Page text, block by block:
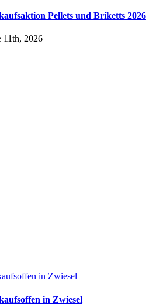
Pellets und Briketts 2026
11th, 2026
in Zwiesel
in Zwiesel